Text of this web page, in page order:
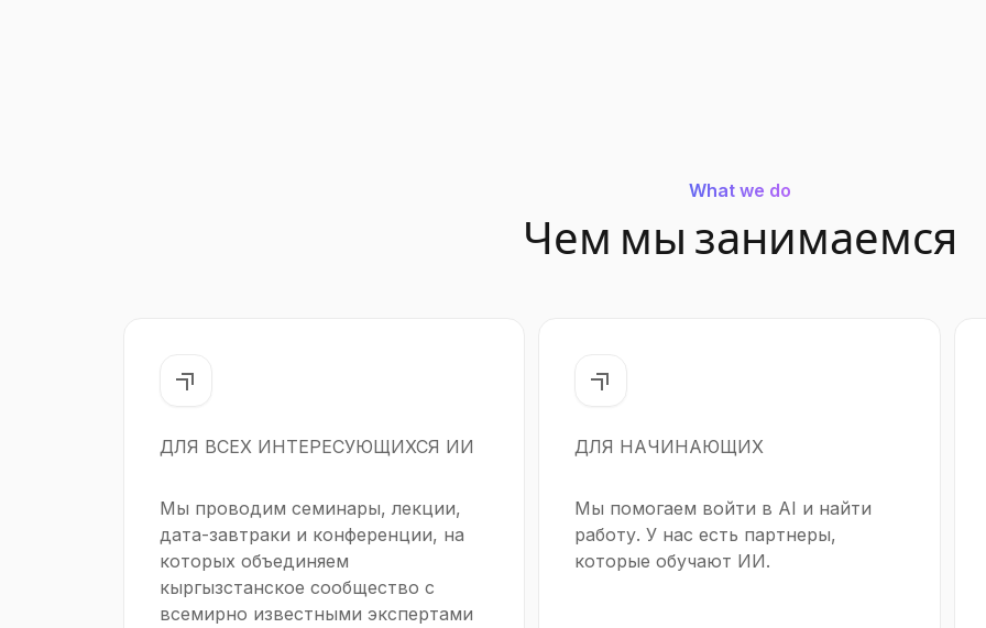
What we do
Чем мы занимаемся
ДЛЯ ВСЕХ ИНТЕРЕСУЮЩИХСЯ ИИ
Мы проводим семинары, лекции,
дата-завтраки и конференции, на
которых объединяем
кыргызстанское сообщество с
всемирно известными экспертами
ДЛЯ НАЧИНАЮЩИХ
Мы помогаем войти в AI и найти
работу. У нас есть партнеры,
которые обучают ИИ.